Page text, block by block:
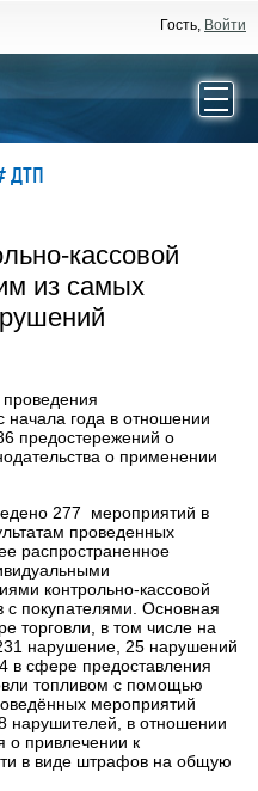
Гость, Войти
ДТП
кассовой
из самых
начала года в отношении
предостережений о
о применении
277 мероприятий в
проведенных
распространенное
контрольно-кассовой
с покупателями. Основная
торговли, в том числе на
нарушение, 25 нарушений
в сфере предоставления
топливом с помощью
мероприятий
нарушителей, в отношении
о привлечении к
в виде штрафов на общую